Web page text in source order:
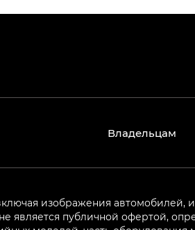
Владельцам
изображения автомобилей,
является публичной офертой,